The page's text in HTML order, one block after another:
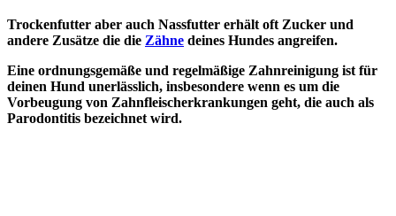
Trockenfutter aber auch Nassfutter erhält oft Zucker und
andere Zusätze die die Zähne deines Hundes angreifen.
Eine ordnungsgemäße und regelmäßige Zahnreinigung ist für
deinen Hund unerlässlich, insbesondere wenn es um die
Vorbeugung von Zahnfleischerkrankungen geht, die auch als
Parodontitis bezeichnet wird.